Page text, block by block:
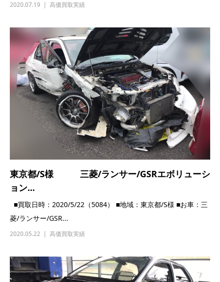
東京都/S様 三菱/ランサー/GSRエボリューシ
ョン...
■買取日時：2020/5/22（5084） ■地域：東京都/S様 ■お車：三
菱/ランサー/GSR...
高価買取実績